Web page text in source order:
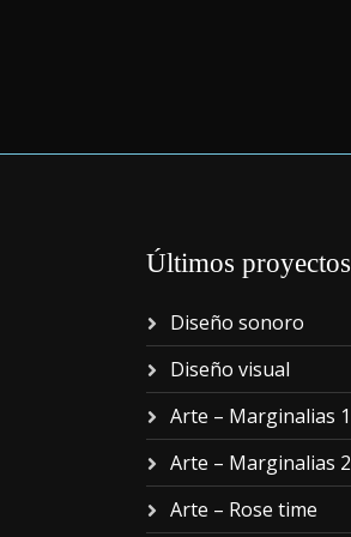
Últimos proyectos
Diseño sonoro
Diseño visual
Arte – Marginalias 1
Arte – Marginalias 2
Arte – Rose time